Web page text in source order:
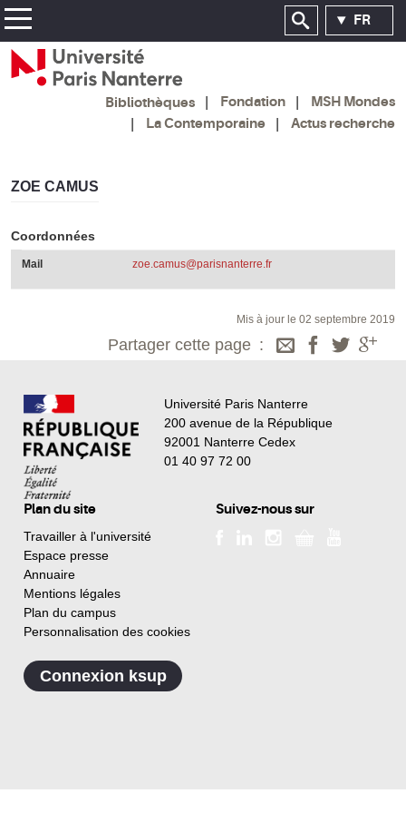
FR
Bibliothèques Fondation
MSH Mondes
La Contemporaine
Actus recherche
ZOE CAMUS
Coordonnées
Mail zoe.camus@parisnanterre.fr
Mis à jour le 02 septembre 2019
Partager cette page
Université Paris Nanterre
200 avenue de la République
92001 Nanterre Cedex
01 40 97 72 00
Plan du site
Travailler à l'université
Espace presse
Annuaire
Mentions légales
Plan du campus
Personnalisation des cookies
Suivez-nous sur
Connexion ksup